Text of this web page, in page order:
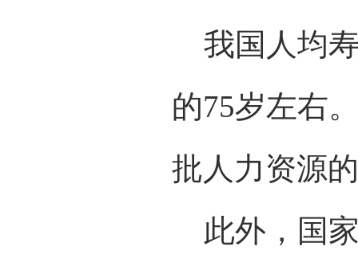
我国人均寿
的75岁左右
批人力资源
此外，国家